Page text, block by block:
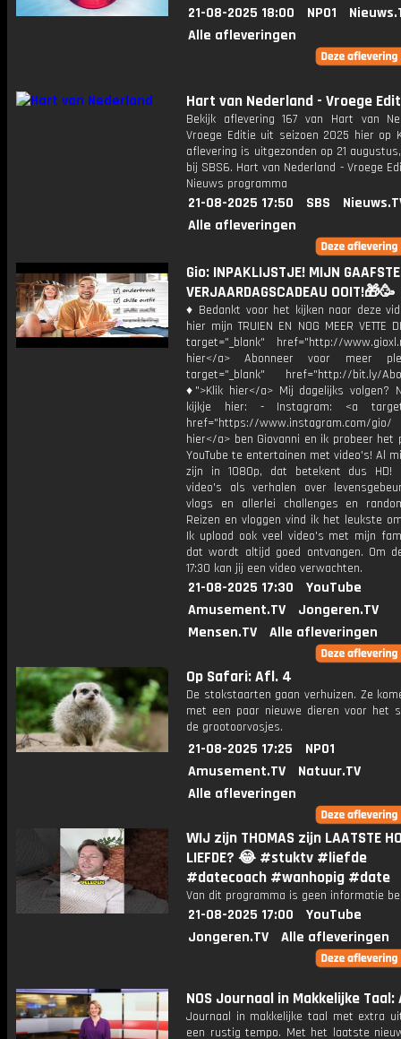
21-08-2025 18:00 NPO1
Alle afleveringen
Hart van Nederland - Vroege
Bekijk aflevering 167 van Hart van
Vroege Editie uit seizoen 2025 hier op
aflevering is uitgezonden op 21
bij SBS6. Hart van Nederland - Vroege
Nieuws programma
21-08-2025 17:50 SBS
Alle afleveringen
Gio: INPAKLIJSTJE! MIJN GAAFSTE
VERJAARDAGSCADEAU OOIT!🎁🥳
♦ Bedankt voor het kijken naar deze
hier mijn TRUIEN EN NOG MEER VETTE
target="_blank" href="http://
hier</a> Abonneer voor meer
target="_blank" href="http://bit.ly/
♦">Klik hier</a> Mij dagelijks volgen?
kijkje hier: - Instagram: <a
href="https://www.instagram.com/
hier</a> ben Giovanni en ik probeer het
YouTube te entertainen met video's! Al
zijn in 1080p, dat betekent dus HD!
video's als verhalen over
vlogs en allerlei challenges en
Reizen en vloggen vind ik het leukste
Ik upload ook veel video's met mijn
dat wordt altijd goed ontvangen. Om
17:30 kan jij een video verwachten.
21-08-2025 17:30
YouTube
Amusement.TV
Jongeren.TV
Mensen.TV
Alle afleveringen
Op Safari: Afl. 4
De stokstaarten gaan verhuizen. Ze
met een paar nieuwe dieren voor het
de grootoorvosjes.
21-08-2025 17:25
NPO1
Amusement.TV
Natuur.TV
Alle afleveringen
WIJ zijn THOMAS zijn LAATSTE
LIEFDE? 😂 #stuktv #liefde
#datecoach #wanhopig #date
Van dit programma is geen informatie
21-08-2025 17:00
YouTube
Jongeren.TV
Alle afleveringen
NOS Journaal in Makkelijke Taal:
Journaal in makkelijke taal met extra
een rustig tempo. Met het laatste